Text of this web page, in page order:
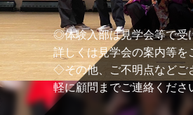
◎体験入部は見学会等で受
詳しくは見学会の案内等を
◇その他、ご不明点などご
軽に顧問までご連絡くださ